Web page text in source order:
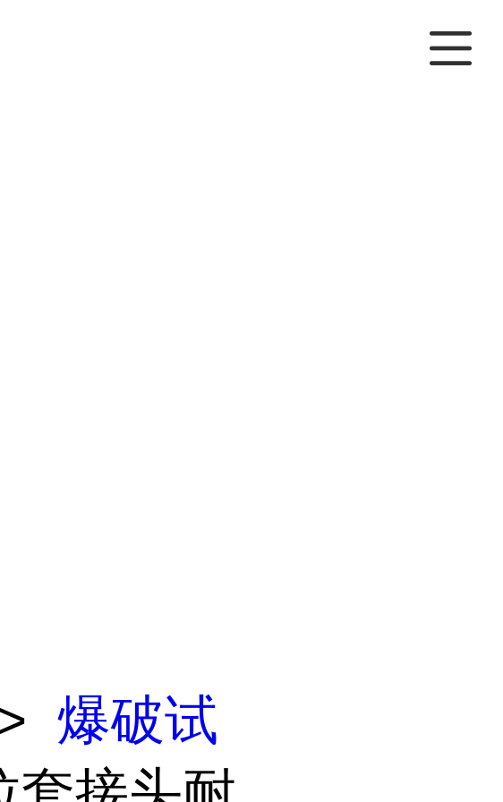
爆破试